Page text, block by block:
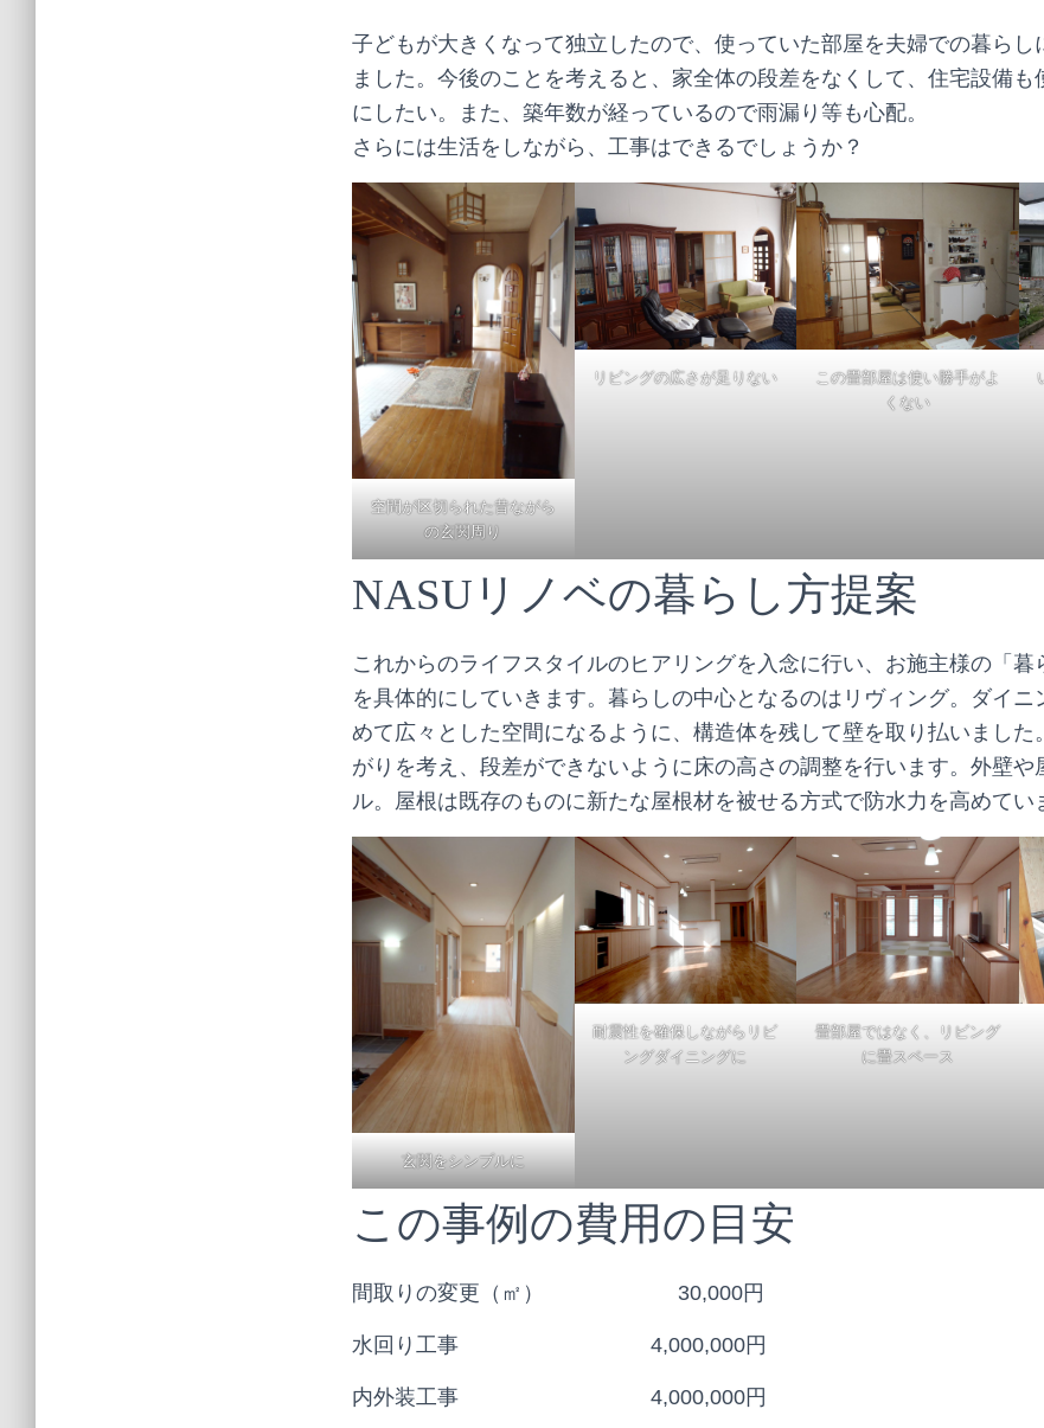
子どもが大きくなって独立したので、使っていた部屋を夫婦での暮らし
ました。今後のことを考えると、家全体の段差をなくして、住宅設備も
にしたい。また、築年数が経っているので雨漏り等も心配。
さらには生活をしながら、工事はできるでしょうか？
空間が区切られた昔ながら
の玄関周り
リビングの広さが足りない
この畳部屋は使い勝手がよ
くない
NASUリノベの暮らし方提案
これからのライフスタイルのヒアリングを入念に行い、お施主様の「暮
を具体的にしていきます。暮らしの中心となるのはリヴィング。ダイニ
めて広々とした空間になるように、構造体を残して壁を取り払いました
がりを考え、段差ができないように床の高さの調整を行います。外壁や
ル。屋根は既存のものに新たな屋根材を被せる方式で防水力を高めてい
玄関をシンプルに
耐震性を確保しながらリビ
ングダイニングに
畳部屋ではなく、リビング
に畳スペース
この事例の費用の目安
間取りの変更（㎡） 30,000円
水回り工事 4,000,000円
内外装工事 4,000,000円